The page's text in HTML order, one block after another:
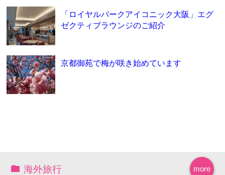
「ロイヤルパークアイコニック大阪」エグ
ゼクティブラウンジのご紹介
京都御苑で梅が咲き始めています
more
海外旅行